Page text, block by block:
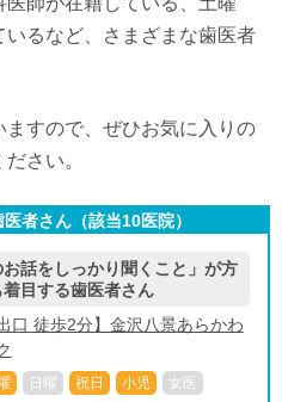
るなど、さまざまな歯医者
すので、ぜひお気に入りの
さい。
者さん（該当10医院）
お話をしっかり聞くこと」が方
目する歯医者さん
口 徒歩2分】金沢八景あらかわ
日曜 祝日 小児
女医